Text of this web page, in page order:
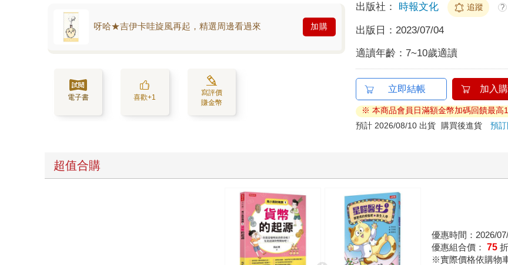
呀哈★吉伊卡哇旋風再起，精選周邊看過來 加購
電子書 喜歡+1
寫評價
賺金幣
出版社： 時報文化 追蹤 ?
出版日： 2023/07/04
適讀年齡：7~10歲適讀
立即結帳 加入
※ 本商品會員日滿額金幣加碼回饋最高
預計 2026/08/10 出貨
購買後進貨預
超值合購
優惠時間：2026/
優惠組合價： 75 折
※實際價格依購物